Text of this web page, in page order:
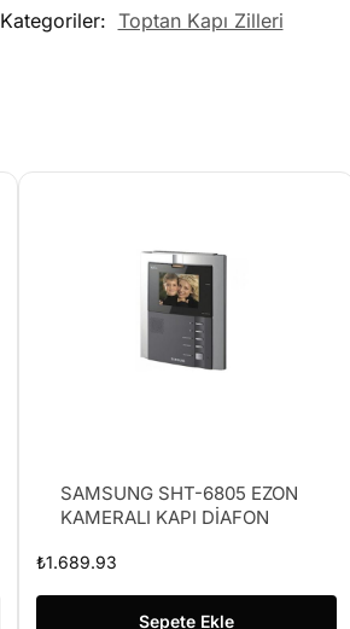
Kategoriler: Toptan Kapı Zilleri
SAMSUNG SHT-6805 EZON
KAMERALI KAPI DİAFON
₺1.689.93
Sepete Ekle